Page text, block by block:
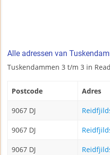
Alle adressen van
Tuskendammen 3 t/m 3 in
Postcode Adres
9067 DJ
9067 DJ
9067 DJ